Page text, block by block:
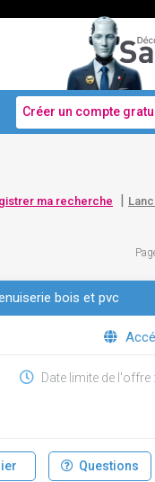
Créer un compte
ma recherche |
bois et pvc
Date limite de l'offre :
Questions